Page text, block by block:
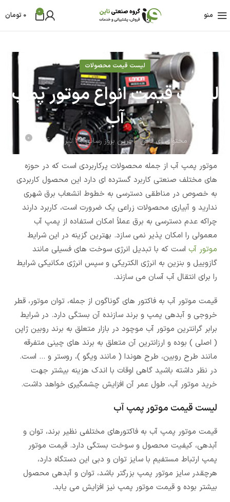
منو 0
0 تومان
لیست قیمت محصولات
لیست قیمت انواع موتور پمپ
آب
مدیر محتوای آی ناین آخرین بروز رسانی 30 تیر - 1403 0
موتور پمپ آب از جمله محصولات پرکاربردی است که در حوزه
های مختلف صنعتی کاربرد گسترده ای دارد این محصول کاربردی
به خصوص در مناطقی دسترسی به خطوط انشعاب برق شهری
ندارید و آبیاری محصولات زراعی یک ضرورت است، کاربرد دارند
چراکه عدم دسترسی به برق عملاً امکان استفاده از پمپ آب
معمولی را امکان پذیر نمی سازد. بهترین گزینه در این شرایط
موتور آب است که با تبدیل انرژی سوخت های فسیلی مانند
گازوییل و بنزین به انرژی الکتریکی و سپس انرژی مکانیکی شرایط
را برای انتقال آب آسان می سازند.
قیمت موتور آب به فاکتور های گوناگون از جمله، توان موتور، قطر
خروجی و آبدهی پمپ و برند سازنده آن بستگی دارد. در شرایط
برابر گرانترین موتور آب موچود در بازار متعلق به برند روبین ژاپن
( اصلی ) بوده و ارزانترین آن متعلق به برند های چینی متفرقه
مانند طرح روبین، طرح هوندا ( مانند ویگو )، روستر و … است.
در نظر داشته باشید گاهی اوقات با اندک هزینه بیشتر جهت
خرید موتور آب، طول عمر آن افزایش چشمگیری خواهد داشت.
لیست قیمت موتور پمپ آب
قیمت موتور پمپ آب به فاکتورهای مختلفی نظیر برند، توان و
آبدهی، کیفیت محصول و سوخت بستگی دارد. قیمت موتور
پمپ ارتباط مستفیم با سایز توان و دبی این دستگاه دارد،
هرچقدر سایز موتور پمپ بزرگتر باشد، توان و آبدهی محصول
بیشتر بوده و قیمت موتور پمپ نیز افزایش می یابد.